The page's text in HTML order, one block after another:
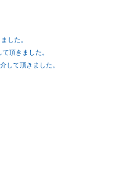
した。
頂きました。
して頂きました。